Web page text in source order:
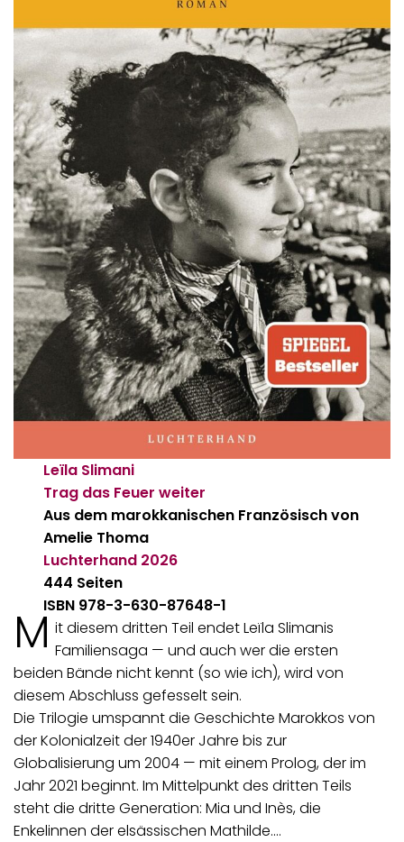
Leïla Slimani
Trag das Feuer weiter
Aus dem marokkanischen Französisch von
Amelie Thoma
Luchterhand 2026
444 Seiten
ISBN 978-3-630-87648-1
M it diesem dritten Teil endet Leïla Slimanis
Familiensaga — und auch wer die ersten
beiden Bände nicht kennt (so wie ich), wird von
diesem Abschluss gefesselt sein.
Die Trilogie umspannt die Geschichte Marokkos von
der Kolonialzeit der 1940er Jahre bis zur
Globalisierung um 2004 — mit einem Prolog, der im
Jahr 2021 beginnt. Im Mittelpunkt des dritten Teils
steht die dritte Generation: Mia und Inès, die
Enkelinnen der elsässischen Mathilde.…